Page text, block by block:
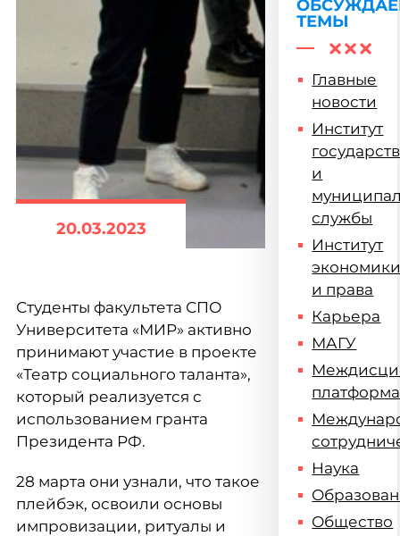
20.03.2023
Студенты факультета СПО
Университета «МИР» активно
принимают участие в проекте
«Театр социального таланта»,
который реализуется с
использованием гранта
Президента РФ.
28 марта они узнали, что такое
плейбэк, освоили основы
импровизации, ритуалы и
ТЕМЫ
Главные
новости
Институт
и
службы
Институт
и права
Карьера
МАГУ
платформа
Наука
Общество